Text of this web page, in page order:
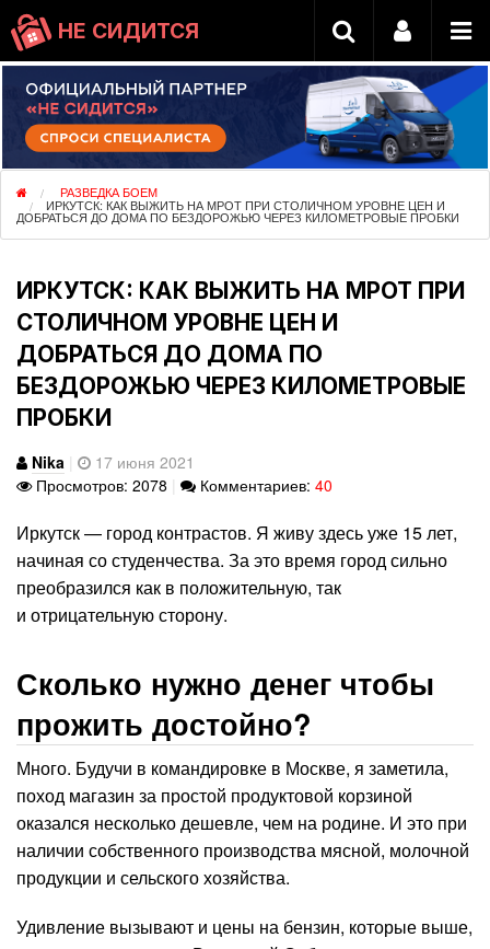
НЕ СИДИТСЯ
РАЗВЕДКА БОЕМ
ИРКУТСК: КАК ВЫЖИТЬ НА МРОТ ПРИ СТОЛИЧНОМ УРОВНЕ ЦЕН И
ДОБРАТЬСЯ ДО ДОМА ПО БЕЗДОРОЖЬЮ ЧЕРЕЗ КИЛОМЕТРОВЫЕ ПРОБКИ
ИРКУТСК: КАК ВЫЖИТЬ НА МРОТ ПРИ
СТОЛИЧНОМ УРОВНЕ ЦЕН И
ДОБРАТЬСЯ ДО ДОМА ПО
БЕЗДОРОЖЬЮ ЧЕРЕЗ КИЛОМЕТРОВЫЕ
ПРОБКИ
Nika
17 июня 2021
Просмотров: 2078
Комментариев: 40
Иркутск — город контрастов. Я живу здесь уже 15 лет,
начиная со студенчества. За это время город сильно
преобразился как в положительную, так
и отрицательную сторону.
Сколько нужно денег чтобы
прожить достойно?
Много. Будучи в командировке в Москве, я заметила,
поход магазин за простой продуктовой корзиной
оказался несколько дешевле, чем на родине. И это при
наличии собственного производства мясной, молочной
продукции и сельского хозяйства.
Удивление вызывают и цены на бензин, которые выше,